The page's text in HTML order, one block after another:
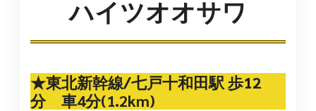
ハイツオオサワ
★東北新幹線/七戸十和田駅 歩12
分車4分(1.2km)